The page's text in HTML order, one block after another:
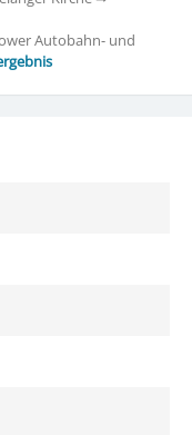
Autobahn- und